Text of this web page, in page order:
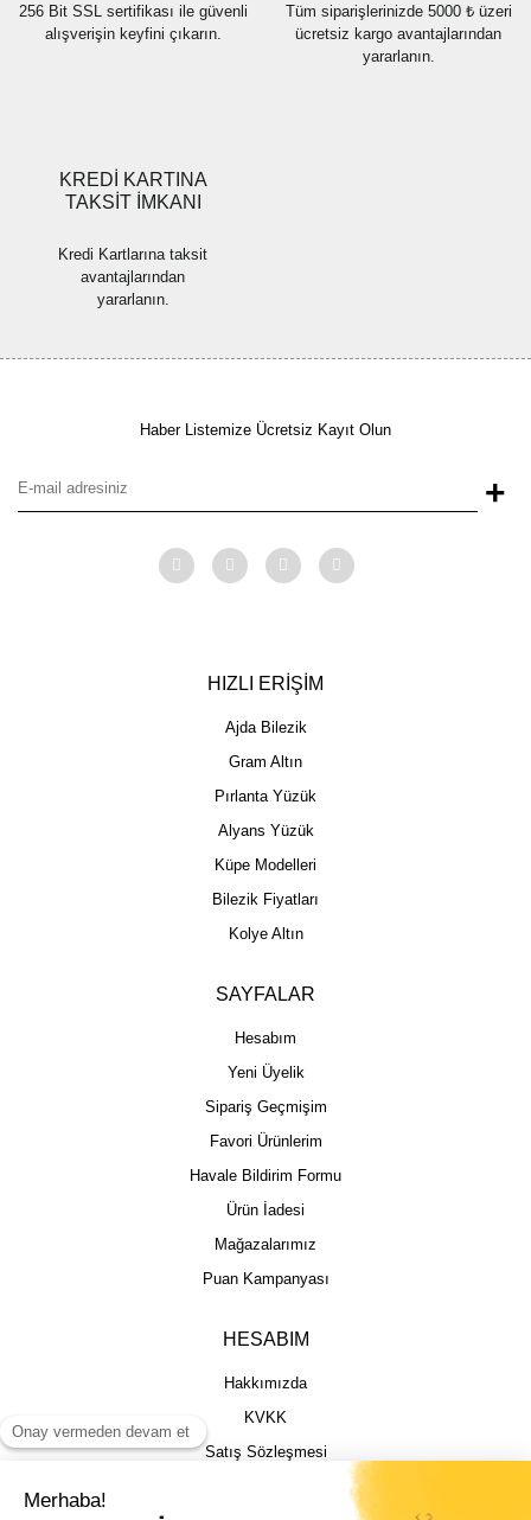
256 Bit SSL sertifikası ile güvenli
alışverişin keyfini çıkarın.
Tüm siparişlerinizde 5000 ₺ üzeri
ücretsiz kargo avantajlarından
yararlanın.
KREDİ KARTINA
TAKSİT İMKANI
Kredi Kartlarına taksit
avantajlarından
yararlanın.
Haber Listemize Ücretsiz Kayıt Olun
+
HIZLI ERİŞİM
Ajda Bilezik
Gram Altın
Pırlanta Yüzük
Alyans Yüzük
Küpe Modelleri
Bilezik Fiyatları
Kolye Altın
SAYFALAR
Hesabım
Yeni Üyelik
Sipariş Geçmişim
Favori Ürünlerim
Havale Bildirim Formu
Ürün İadesi
Mağazalarımız
Puan Kampanyası
HESABIM
Hakkımızda
KVKK
Satış Sözleşmesi